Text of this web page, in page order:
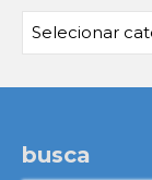
Categorias
busca